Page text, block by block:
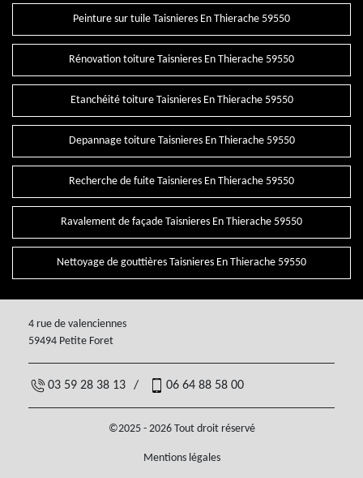
Peinture sur tuile Taisnieres En Thierache 59550
Rénovation toiture Taisnieres En Thierache 59550
Etanchéité toiture Taisnieres En Thierache 59550
Depannage toiture Taisnieres En Thierache 59550
Recherche de fuite Taisnieres En Thierache 59550
Ravalement de façade Taisnieres En Thierache 59550
Nettoyage de gouttières Taisnieres En Thierache 59550
4 rue de valenciennes
59494 Petite Foret
03 59 28 38 13 / 06 64 88 58 00
©2025 - 2026 Tout droit réservé
Mentions légales